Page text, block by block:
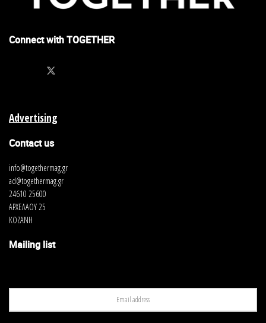
Connect with TOGETHER
Advertising
Contact us
info@togethermag.gr
ad@togethermag.gr
24610 25600
ΑΡΧΕΛΑΟΥ 25
ΚΟΖΑΝΗ
Mailing list